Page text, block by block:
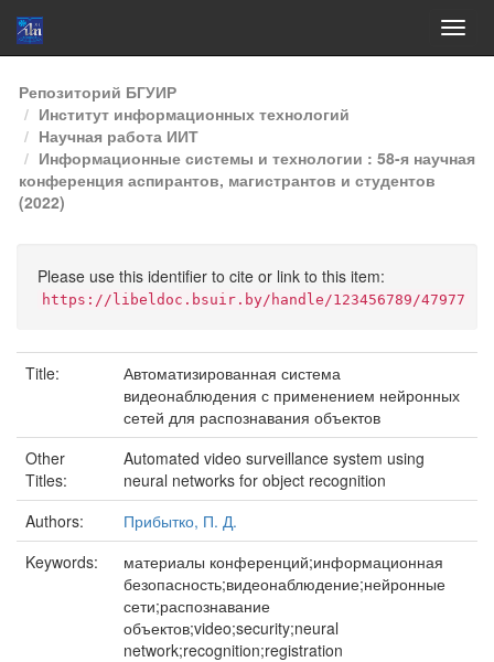
Skip
navigation
Репозиторий БГУИР
Институт информационных технологий
Научная работа ИИТ
Информационные системы и технологии : 58-я научная
конференция аспирантов, магистрантов и студентов
(2022)
Please use this identifier to cite or link to this item:
https://libeldoc.bsuir.by/handle/123456789/47977
Title:
Автоматизированная система
видеонаблюдения с применением нейронных
сетей для распознавания объектов
Other
Titles:
Automated video surveillance system using
neural networks for object recognition
Authors:
Прибытко, П. Д.
Keywords:
материалы конференций;информационная
безопасность;видеонаблюдение;нейронные
сети;распознавание
объектов;video;security;neural
network;recognition;registration